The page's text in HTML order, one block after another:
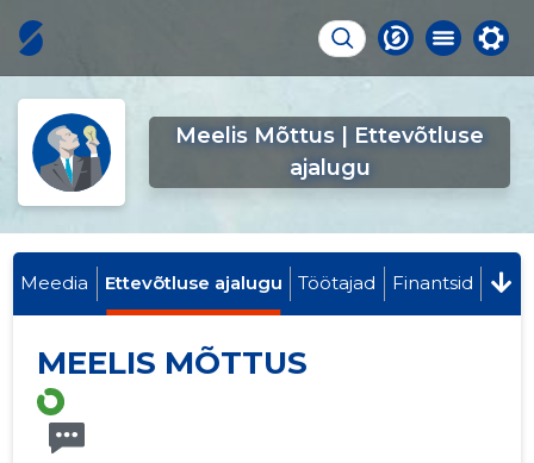
Meelis Mõttus | Ettevõtluse
ajalugu
Meedia Ettevõtluse ajalugu Töötajad Finantsid
MEELIS MÕTTUS